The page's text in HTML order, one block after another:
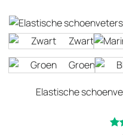
Zwart
Groen
Elastische